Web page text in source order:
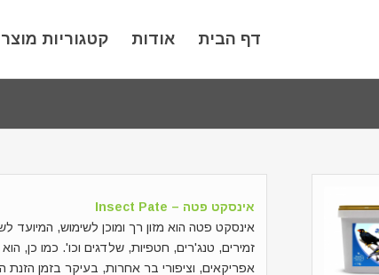
דף הבית אודות קטגוריות
אינסקט פטה – Insect Pate
אינסקט פטה הוא מזון רך ומוכן לשימוש, המיועד
זמירים, טנג'רים, חטפיות, שלדגים וכו'. כמו כן,
אפריקאים, וציפורי בר אחרות, בעיקר בזמן הזנת